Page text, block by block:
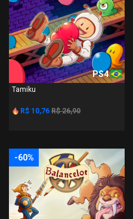
PS4
Tamiku
R$ 10,76 R$ 26,90
-60%